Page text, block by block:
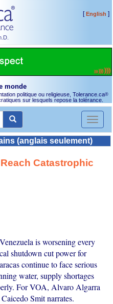
[English ]
monde
politique ou religieuse, Tolerance.ca®
sur lesquels repose la tolérance.
Toggle
(anglais seulement)
Catastrophic
is worsening every
shutdown cut power for
continue to face serious
water, supply shortages
For VOA, Alvaro Algarra
Smit narrates.